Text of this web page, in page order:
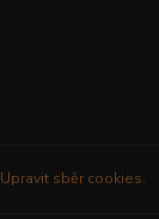
Upravit sběr cookies.